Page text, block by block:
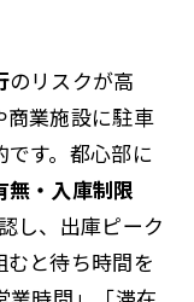
のリスクが高
商業施設に駐車
です。都心部に
無・入庫制限
し、出庫ピーク
むと待ち時間を